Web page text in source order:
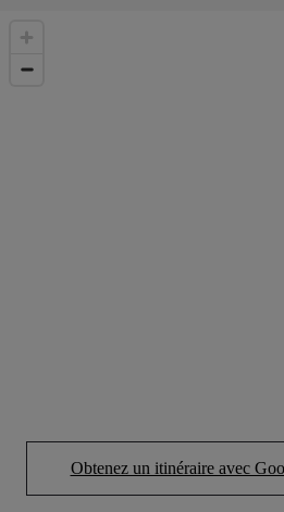
Obtenez un itinéraire avec
(Opens